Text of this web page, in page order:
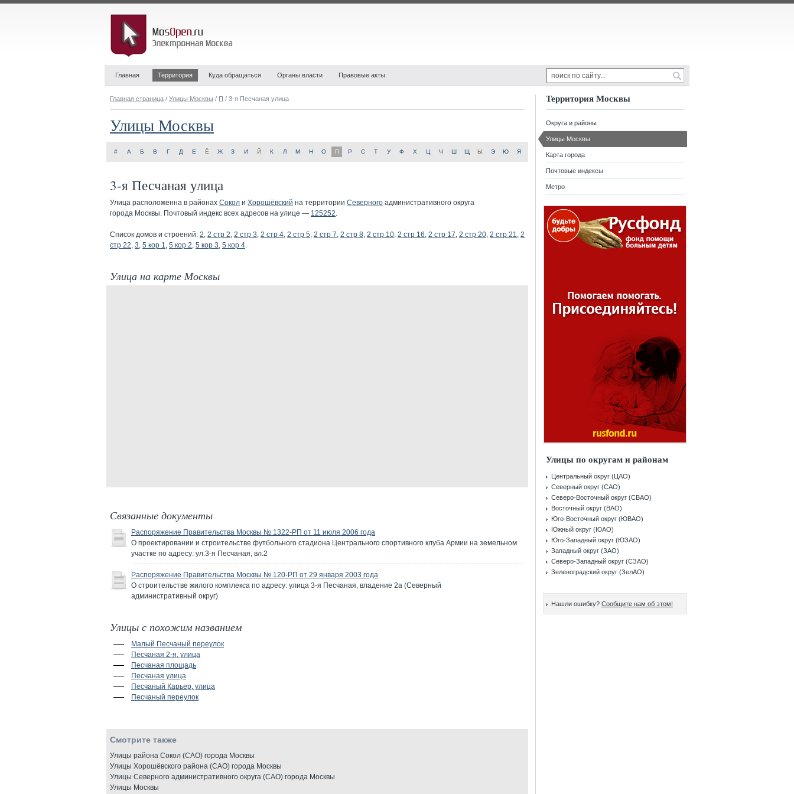
Главная Территория Куда обращаться Органы власти Правовые акты
Главная страница / Улицы Москвы / П / 3-я Песчаная улица
Улицы Москвы
# А Б В Г Д Е Ё Ж З И Й К Л М Н О П Р С Т У Ф Х Ц Ч Ш Щ Ы Э Ю Я
3-я Песчаная улица
Улица расположенна в районах Сокол и Хорошёвский на территории Северного административного округа
города Москвы. Почтовый индекс всех адресов на улице — 125252.
Список домов и строений: 2, 2 стр 2, 2 стр 3, 2 стр 4, 2 стр 5, 2 стр 7, 2 стр 8, 2 стр 10, 2 стр 16, 2 стр 17, 2 стр 20, 2 стр 21, 2
стр 22, 3, 5 кор 1, 5 кор 2, 5 кор 3, 5 кор 4.
Улица на карте Москвы
Связанные документы
Распоряжение Правительства Москвы № 1322-РП от 11 июля 2006 года
О проектировании и строительстве футбольного стадиона Центрального спортивного клуба Армии на земельном
участке по адресу: ул.3-я Песчаная, вл.2
Распоряжение Правительства Москвы № 120-РП от 29 января 2003 года
О строительстве жилого комплекса по адресу: улица 3-я Песчаная, владение 2а (Северный
административный округ)
Улицы с похожим названием
Малый Песчаный переулок
Песчаная 2-я, улица
Песчаная площадь
Песчаная улица
Песчаный Карьер, улица
Песчаный переулок
Смотрите также
Улицы района Сокол (САО) города Москвы
Улицы Хорошёвского района (САО) города Москвы
Улицы Северного административного округа (САО) города Москвы
Улицы Москвы
Территория Москвы
Округа и районы
Улицы Москвы
Карта города
Почтовые индексы
Метро
Улицы по округам и районам
Центральный округ (ЦАО)
Северный округ (САО)
Северо-Восточный округ (СВАО)
Восточный округ (ВАО)
Юго-Восточный округ (ЮВАО)
Южный округ (ЮАО)
Юго-Западный округ (ЮЗАО)
Западный округ (ЗАО)
Северо-Западный округ (СЗАО)
Зеленоградский округ (ЗелАО)
Нашли ошибку? Сообщите нам об этом!